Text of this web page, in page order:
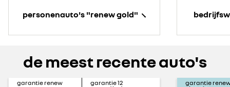
personenauto's "renew gold"
de meest recente auto's
garantie renew garantie12 garantie